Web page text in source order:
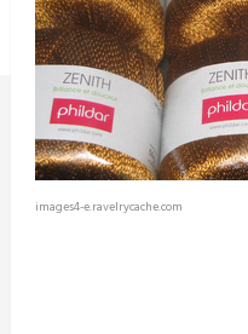
images4-e.ravelrycache.com